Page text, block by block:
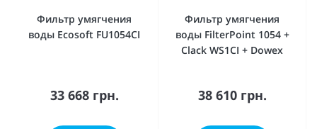
Фильтр умягчения
воды Ecosoft FU1054CI
33 668 грн.
Фильтр умягчения
воды FilterPoint 1054 +
Clack WS1CI + Dowex
38 610 грн.